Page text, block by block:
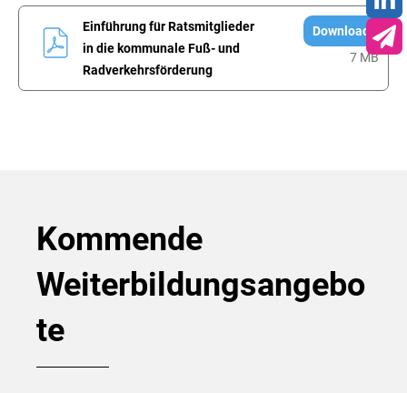
Einführung für Ratsmitglieder
in die kommunale Fuß- und
Radverkehrsförderung
Download
7 MB
Kommende
Weiterbildungsangebo
te